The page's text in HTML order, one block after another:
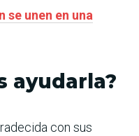
se unen en una
ayudarla?
con sus